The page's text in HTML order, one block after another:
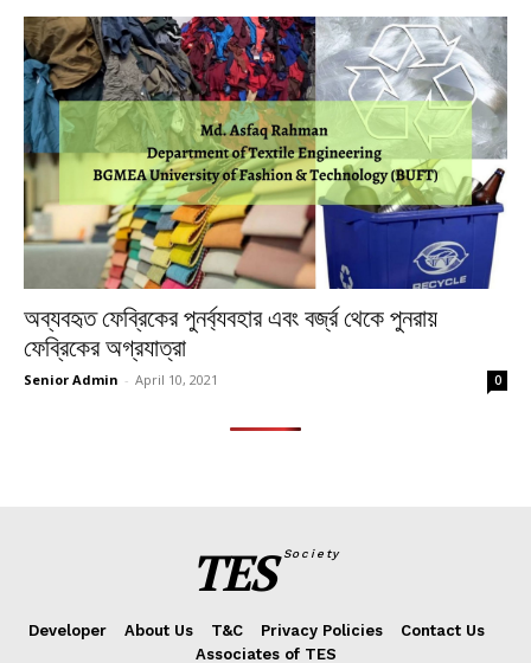
অব্যবহৃত ফেব্রিকের পুনর্ব্যবহার এবং বর্জ্র থেকে পুনরায়
ফেব্রিকের অগ্রযাত্রা
Senior Admin - April 10, 2021 0
TES Society
Developer About Us T&C Privacy Policies
Contact Us
Associates of TES